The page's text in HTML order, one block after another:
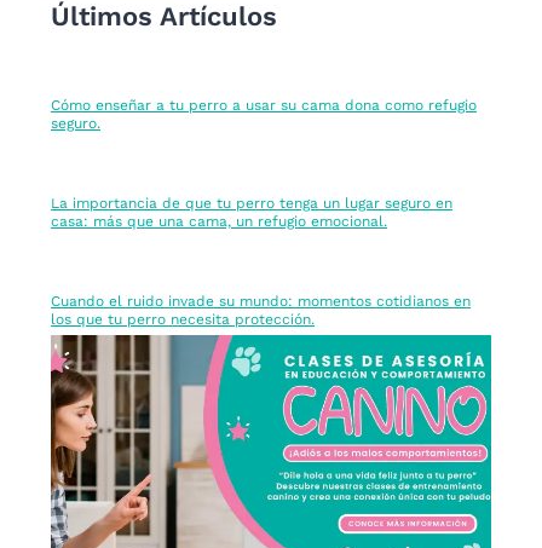
Últimos Artículos
Cómo enseñar a tu perro a usar su cama dona como refugio
seguro.
La importancia de que tu perro tenga un lugar seguro en
casa: más que una cama, un refugio emocional.
Cuando el ruido invade su mundo: momentos cotidianos en
los que tu perro necesita protección.